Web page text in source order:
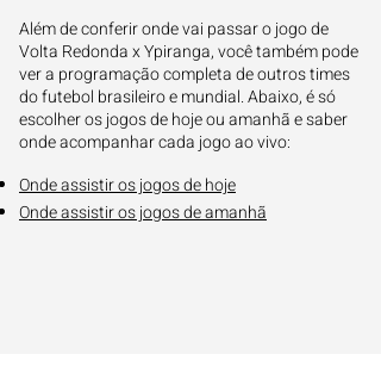
Além de conferir onde vai passar o jogo de
Volta Redonda x Ypiranga, você também pode
ver a programação completa de outros times
do futebol brasileiro e mundial. Abaixo, é só
escolher os jogos de hoje ou amanhã e saber
onde acompanhar cada jogo ao vivo:
Onde assistir os jogos de hoje
Onde assistir os jogos de amanhã